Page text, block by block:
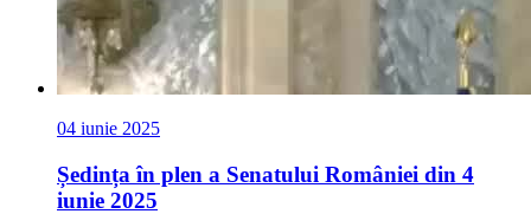
04 iunie 2025
Ședința în plen a Senatului României din 4
iunie 2025